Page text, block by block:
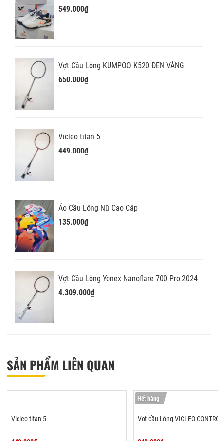
549.000₫
Vợt Cầu Lông KUMPOO K520 ĐEN VÀNG
650.000₫
Vicleo titan 5
449.000₫
Áo Cầu Lông Nữ Cao Câp
135.000₫
Vợt Cầu Lông Yonex Nanoflare 700 Pro 2024
4.309.000₫
SẢN PHẨM LIÊN QUAN
Vicleo titan 5
Hết hàng
Vợt cầu Lông-VICLEO